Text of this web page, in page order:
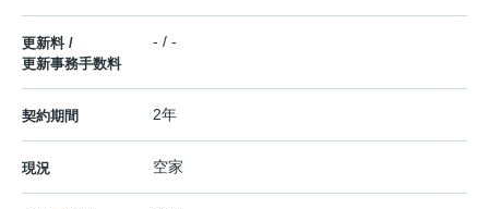
更新料 /
更新事務手数料
- / -
契約期間 2年
現況 空家